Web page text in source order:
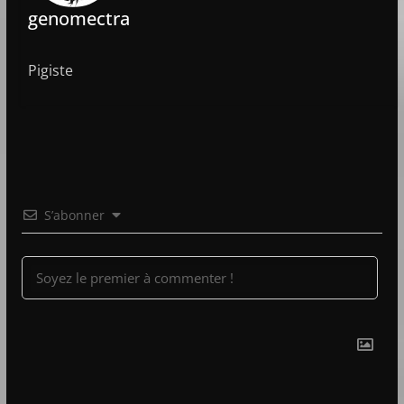
genomectra
Pigiste
S’abonner